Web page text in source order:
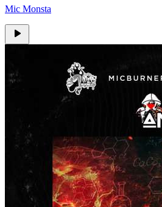
Mic Monsta